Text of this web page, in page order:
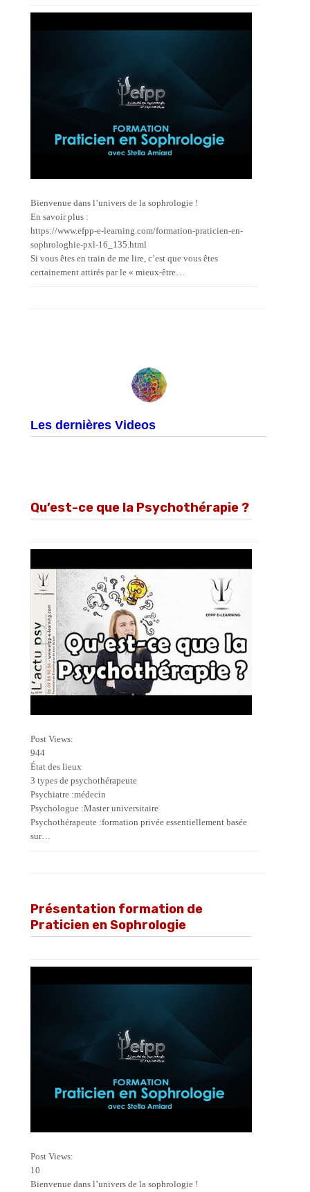
Bienvenue dans l’univers de la sophrologie !
En savoir plus :
https://www.efpp-e-learning.com/formation-praticien-en-
sophrologhie-pxl-16_135.html
Si vous êtes en train de me lire, c’est que vous êtes
certainement attirés par le « mieux-être…
Les dernières Videos
Qu’est-ce que la Psychothérapie ?
Post Views:
944
État des lieux
3 types de psychothérapeute
Psychiatre :médecin
Psychologue :Master universitaire
Psychothérapeute :formation privée essentiellement basée
sur…
Présentation formation de
Praticien en Sophrologie
Post Views:
10
Bienvenue dans l’univers de la sophrologie !